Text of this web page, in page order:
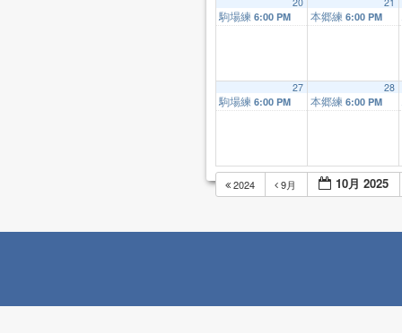
駒場練 6:00 PM 本郷練 6:00 PM
27
駒場練 6:00 PM
28
本郷練 6:00 PM
2024 9月 10月 2025